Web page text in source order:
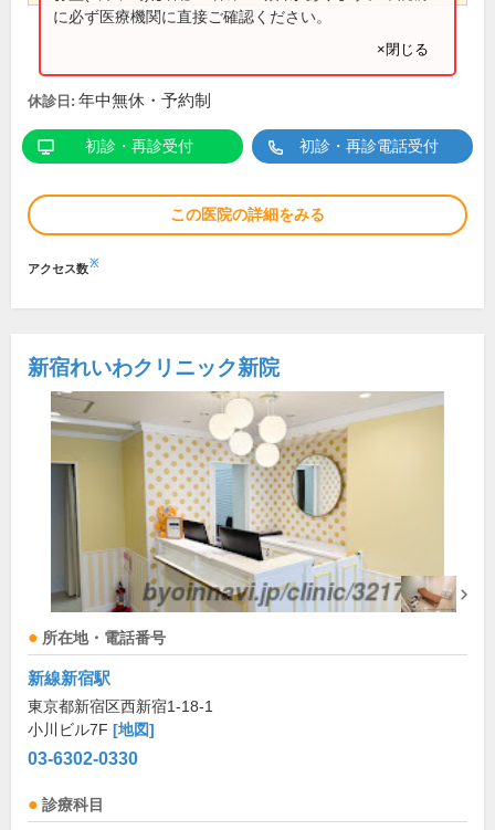
に必ず医療機関に直接ご確認ください。
×閉じる
休診日: 年中無休・予約制
初診・再診受付 初診・再診電話受付
この医院の詳細をみる
アクセス数※
新宿れいわクリニック新院
所在地・電話番号
新線新宿駅
東京都新宿区西新宿1-18-1
小川ビル7F [地図]
03-6302-0330
診療科目